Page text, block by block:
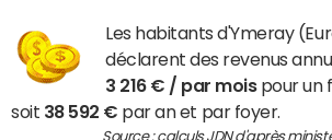
Les habitants d'Ymeray
déclarent des revenus
3 216 € / par moispour un
soit 38 592 € par an et par foyer.
Source : calculs JDN d'après